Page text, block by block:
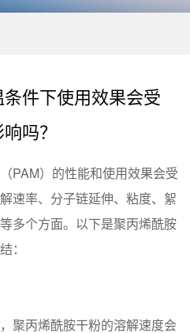
件下使用效果会受
吗？
PAM）的性能和使用效果会受
速率、分子链延伸、粘度、絮
多个方面。以下是聚丙烯酰胺
：
聚丙烯酰胺干粉的溶解速度会